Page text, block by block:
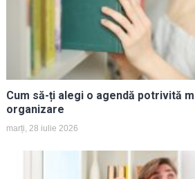
Cum să-ți alegi o agendă potrivită
organizare
marți, 28 iulie 2026